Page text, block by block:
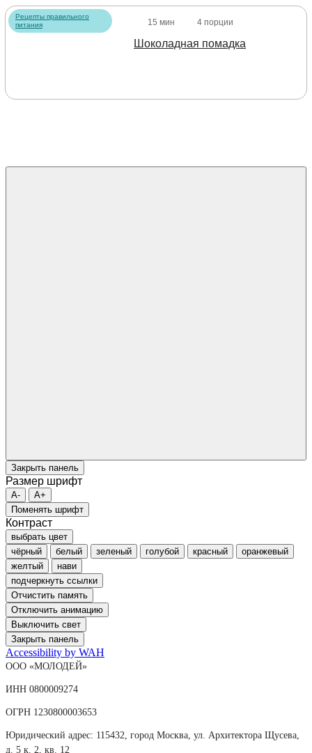
Рецепты правильного
питания
15 мин 4 порции
Шоколадная помадка
Закрыть панель
Размер шрифт
A-
A+
Поменять шрифт
Контраст
выбрать цвет
чёрный
белый зеленый голубой красный
оранжевый
желтый
нави
подчеркнуть ссылки
Отчистить память
Отключить анимацию
Выключить свет
Закрыть панель
Accessibility by WAH
ООО «МОЛОДЕЙ»
ИНН 0800009274
ОГРН 1230800003653
Юридический адрес: 115432, город Москва, ул. Архитектора Щусева,
д. 5 к. 2, кв. 12